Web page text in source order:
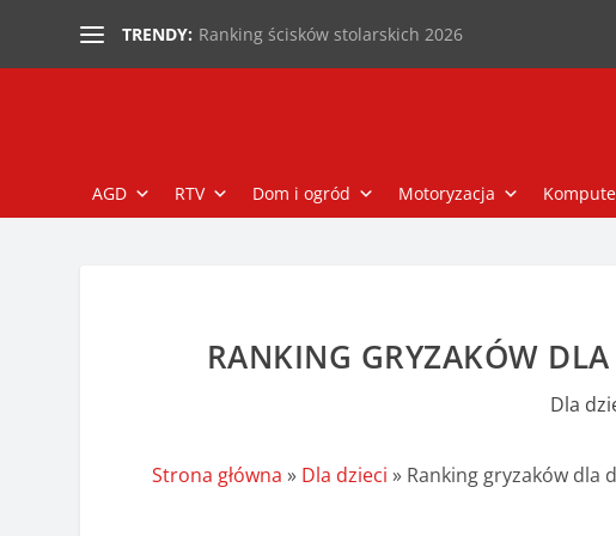
TRENDY: Ranking ścisków stolarskich 2026
AGD RTV Dom i ogród Motoryzacja
RANKING GRYZAKÓW
Dla
Strona główna » Dla dzieci » Ranking gryzaków dla